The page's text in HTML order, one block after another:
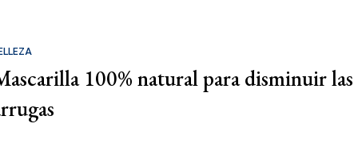
100% natural para disminuir las